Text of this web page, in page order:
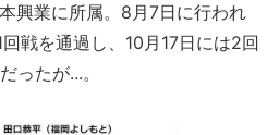
興業に所属。8月7日に行われ
戦を通過し、10月17日には2回
ったが...。